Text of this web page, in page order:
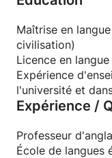
écriture
Communiquer
conversations
Des cours sont
débutants,
accompagnement
étudiant à
confortable.
d'organisations
mon évolution
Maîtrise en
civilisation)
Licence en
Expérience
l'université et
Expérience /
Professeur
École de langues